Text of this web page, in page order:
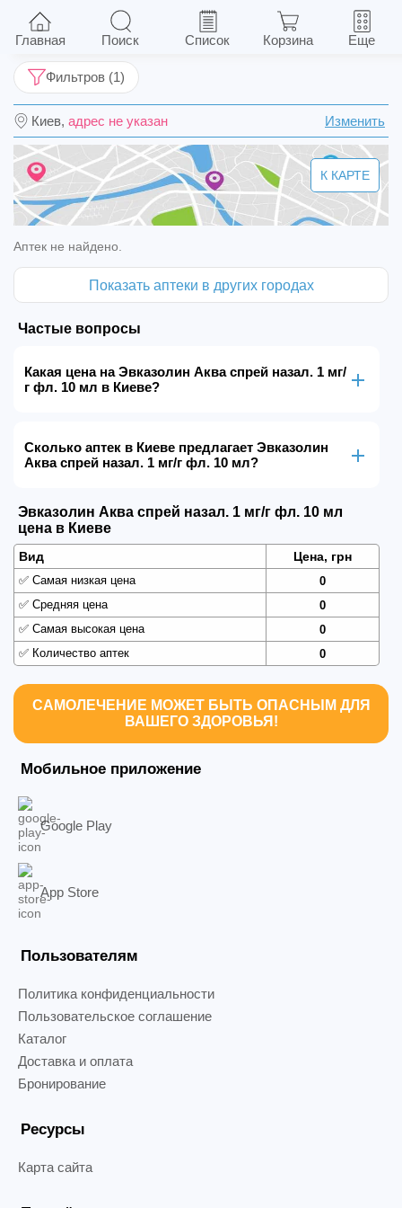
Эвказолин Аква спрей назал. 1 мг/г фл. 10 мл
Киев, адрес не указан Изменить
Фильтров (1)
К КАРТЕ
Аптек не найдено.
Показать аптеки в других городах
Частые вопросы
Какая цена на Эвказолин Аква спрей назал. 1 мг/
г фл. 10 мл в Киеве?
Сколько аптек в Киеве предлагает Эвказолин
Аква спрей назал. 1 мг/г фл. 10 мл?
Эвказолин Аква спрей назал. 1 мг/г фл. 10 мл
цена в Киеве
Вид Цена, грн
✅ Самая низкая цена
0
✅ Средняя цена
0
✅ Самая высокая цена
0
✅ Количество аптек 0
САМОЛЕЧЕНИЕ МОЖЕТ БЫТЬ ОПАСНЫМ ДЛЯ
ВАШЕГО ЗДОРОВЬЯ!
Мобильное приложение
Google Play
App Store
Пользователям
Политика конфиденциальности
Пользовательское соглашение
Каталог
Доставка и оплата
Бронирование
Ресурсы
Карта сайта
Главная Поиск Список Корзина Еще